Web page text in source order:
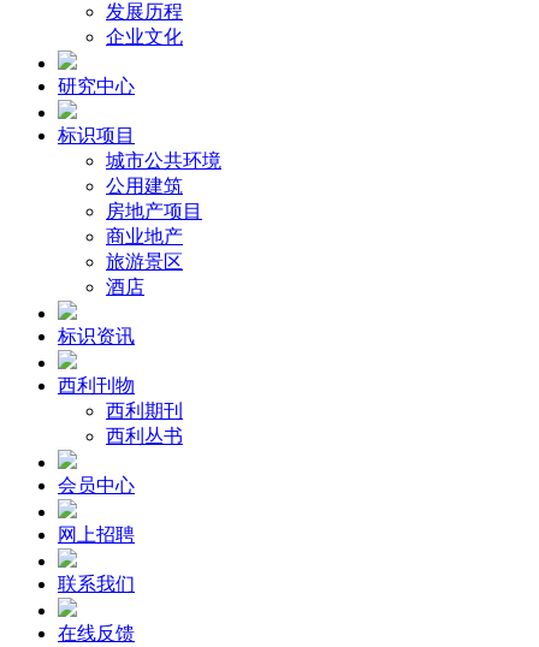
发展历程
企业文化
研究中心
标识项目
城市公共环境
公用建筑
房地产项目
商业地产
旅游景区
酒店
标识资讯
西利刊物
西利期刊
西利丛书
会员中心
网上招聘
联系我们
在线反馈